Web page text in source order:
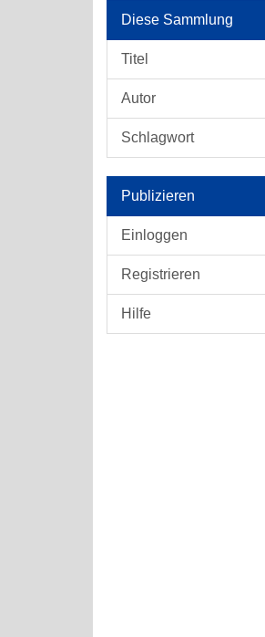
Diese Sammlung
Titel
Autor
Schlagwort
Publizieren
Einloggen
Registrieren
Hilfe